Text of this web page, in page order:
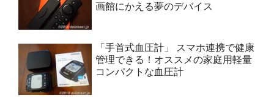
画館にかえる夢のデバイス
「手首式血圧計」 スマホ連携で健康
管理できる！オススメの家庭用軽量
コンパクトな血圧計